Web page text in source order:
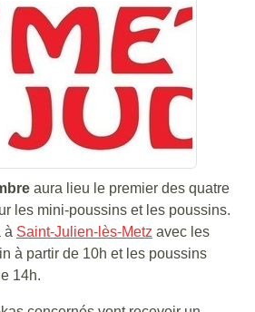
aura lieu le premier des quatre
les mini-poussins et les poussins.
à Saint-Julien-lès-Metz avec les
à partir de 10h et les poussins
14h.